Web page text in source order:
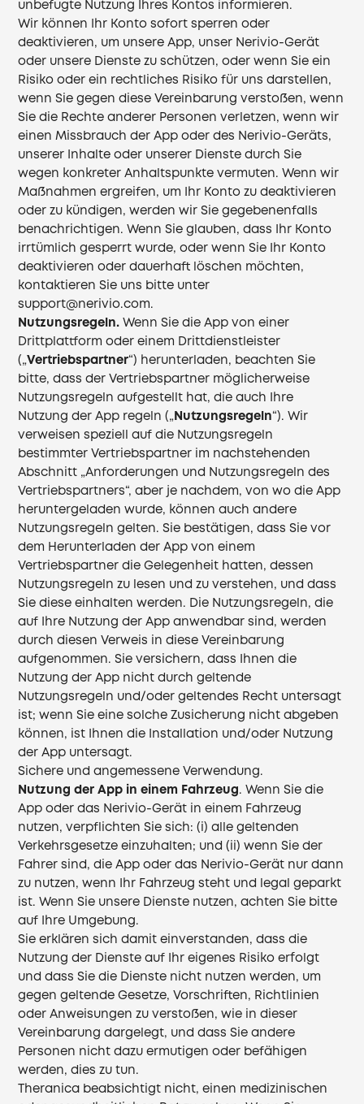
unbefugte Nutzung Ihres Kontos informieren.
Wir können Ihr Konto sofort sperren oder
deaktivieren, um unsere App, unser Nerivio-Gerät
oder unsere Dienste zu schützen, oder wenn Sie ein
Risiko oder ein rechtliches Risiko für uns darstellen,
wenn Sie gegen diese Vereinbarung verstoßen, wenn
Sie die Rechte anderer Personen verletzen, wenn wir
einen Missbrauch der App oder des Nerivio-Geräts,
unserer Inhalte oder unserer Dienste durch Sie
wegen konkreter Anhaltspunkte vermuten. Wenn wir
Maßnahmen ergreifen, um Ihr Konto zu deaktivieren
oder zu kündigen, werden wir Sie gegebenenfalls
benachrichtigen. Wenn Sie glauben, dass Ihr Konto
irrtümlich gesperrt wurde, oder wenn Sie Ihr Konto
deaktivieren oder dauerhaft löschen möchten,
kontaktieren Sie uns bitte unter
support@nerivio.com.
Nutzungsregeln. Wenn Sie die App von einer
Drittplattform oder einem Drittdienstleister
(„Vertriebspartner“) herunterladen, beachten Sie
bitte, dass der Vertriebspartner möglicherweise
Nutzungsregeln aufgestellt hat, die auch Ihre
Nutzung der App regeln („ Nutzungsregeln“). Wir
verweisen speziell auf die Nutzungsregeln
bestimmter Vertriebspartner im nachstehenden
Abschnitt „Anforderungen und Nutzungsregeln des
Vertriebspartners“, aber je nachdem, von wo die App
heruntergeladen wurde, können auch andere
Nutzungsregeln gelten. Sie bestätigen, dass Sie vor
dem Herunterladen der App von einem
Vertriebspartner die Gelegenheit hatten, dessen
Nutzungsregeln zu lesen und zu verstehen, und dass
Sie diese einhalten werden. Die Nutzungsregeln, die
auf Ihre Nutzung der App anwendbar sind, werden
durch diesen Verweis in diese Vereinbarung
aufgenommen. Sie versichern, dass Ihnen die
Nutzung der App nicht durch geltende
Nutzungsregeln und/oder geltendes Recht untersagt
ist; wenn Sie eine solche Zusicherung nicht abgeben
können, ist Ihnen die Installation und/oder Nutzung
der App untersagt.
Sichere und angemessene Verwendung.
Nutzung der App in einem Fahrzeug . Wenn Sie die
App oder das Nerivio-Gerät in einem Fahrzeug
nutzen, verpflichten Sie sich: (i) alle geltenden
Verkehrsgesetze einzuhalten; und (ii) wenn Sie der
Fahrer sind, die App oder das Nerivio-Gerät nur dann
zu nutzen, wenn Ihr Fahrzeug steht und legal geparkt
ist. Wenn Sie unsere Dienste nutzen, achten Sie bitte
auf Ihre Umgebung.
Sie erklären sich damit einverstanden, dass die
Nutzung der Dienste auf Ihr eigenes Risiko erfolgt
und dass Sie die Dienste nicht nutzen werden, um
gegen geltende Gesetze, Vorschriften, Richtlinien
oder Anweisungen zu verstoßen, wie in dieser
Vereinbarung dargelegt, und dass Sie andere
Personen nicht dazu ermutigen oder befähigen
werden, dies zu tun.
Theranica beabsichtigt nicht, einen medizinischen